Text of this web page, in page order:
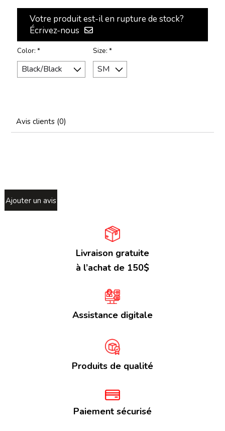
Votre produit est-il en rupture de stock?
Écrivez-nous
Color: * Size: *
Avis clients (0)
Ajouter un avis
Livraison gratuite
à l’achat de 150$
Assistance digitale
Produits de qualité
Paiement sécurisé